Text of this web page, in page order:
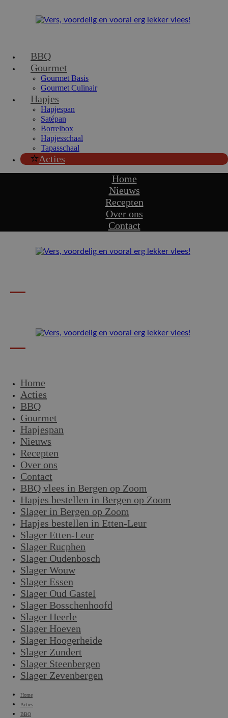
BBQ
Gourmet
Gourmet Basis
Gourmet Culinair
Hapjes
Hapjespan
Satépan
Borrelbox
Hapjesschaal
Tapasschaal
Acties
Home
Nieuws
Recepten
Over ons
Contact
Home
Acties
BBQ
Gourmet
Hapjespan
Nieuws
Recepten
Over ons
Contact
BBQ vlees in Bergen op Zoom
Hapjes bestellen in Bergen op Zoom
Slager in Bergen op Zoom
Hapjes bestellen in Etten-Leur
Slager Etten-Leur
Slager Rucphen
Slager Oudenbosch
Slager Wouw
Slager Essen
Slager Oud Gastel
Slager Bosschenhoofd
Slager Heerle
Slager Hoeven
Slager Hoogerheide
Slager Zundert
Slager Steenbergen
Slager Zevenbergen
Home
Acties
BBQ